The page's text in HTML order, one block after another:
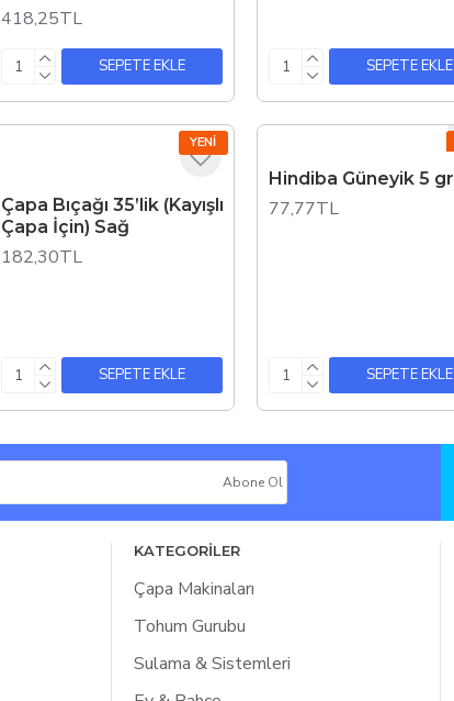
418,25TL
SEPETE EKLE SEPETE EKLE
YENI
Çapa Bıçağı 35’lik (Kayışlı
Çapa İçin) Sağ
182,30TL
SEPETE EKLE
Hindiba Güneyik 5 gr
77,77TL
SEPETE EKLE
Abone Ol
KATEGORİLER
Çapa Makinaları
Tohum Gurubu
Sulama & Sistemleri